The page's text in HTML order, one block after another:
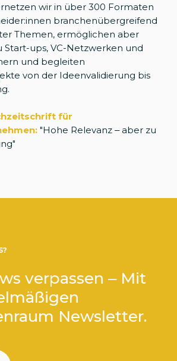
wir in über 300 Formaten
branchenübergreifend
Themen, ermöglichen aber
Start-ups, VC-Netzwerken und
und begleiten
von der Ideenvalidierung bis
für
"Hohe Relevanz – aber zu
verpassen – Mit
Newsletter.